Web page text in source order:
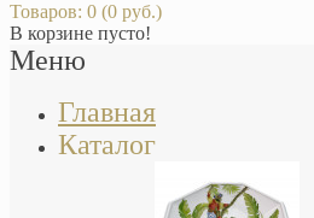
Товаров: 0 (0 руб.)
В корзине пусто!
Меню
Главная
Каталог